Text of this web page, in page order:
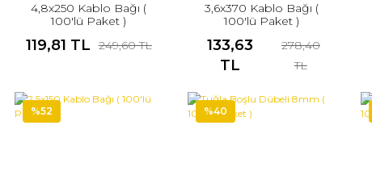
4,8x250 Kablo Bağı (
100'lü Paket )
119,81 TL 249,60 TL
3,6x370 Kablo Bağı (
100'lü Paket )
133,63
TL
278,40
TL
%52 %40